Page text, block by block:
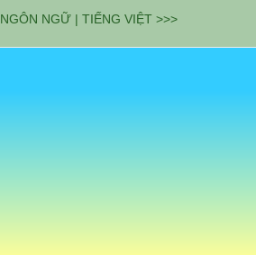
NGÔN NGỮ | TIẾNG VIỆT >>>